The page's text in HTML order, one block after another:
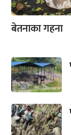
बेतनाका गहना